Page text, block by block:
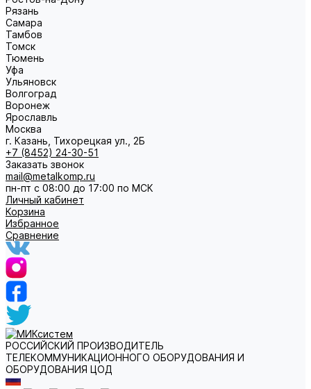
Рязань
Самара
Тамбов
Томск
Тюмень
Уфа
Ульяновск
Волгоград
Воронеж
Ярославль
Москва
г. Казань, Тихорецкая ул., 2Б
+7 (8452) 24-30-51
Заказать звонок
mail@metalkomp.ru
пн-пт с 08:00 до 17:00 по МСК
Личный кабинет
Корзина
Избранное
Сравнение
РОССИЙСКИЙ ПРОИЗВОДИТЕЛЬ
ТЕЛЕКОММУНИКАЦИОННОГО ОБОРУДОВАНИЯ И
ОБОРУДОВАНИЯ ЦОД